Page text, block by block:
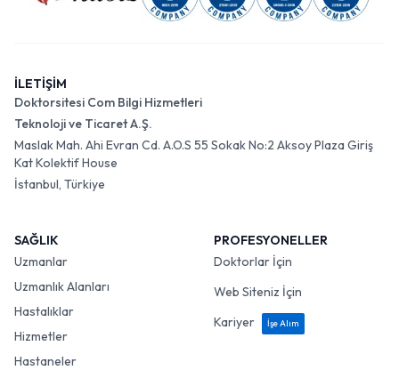
İLETİŞİM
Doktorsitesi Com Bilgi Hizmetleri
Teknoloji ve Ticaret A.Ş.
Maslak Mah. Ahi Evran Cd. A.O.S 55 Sokak No:2 Aksoy Plaza Giriş
Kat Kolektif House
İstanbul, Türkiye
SAĞLIK
Uzmanlar
Uzmanlık Alanları
Hastalıklar
Hizmetler
Hastaneler
PROFESYONELLER
Doktorlar İçin
Web Siteniz İçin
Kariyer
İşe Alım